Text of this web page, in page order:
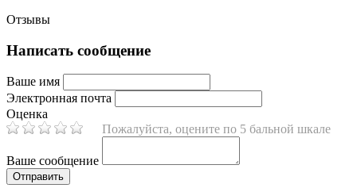
Отзывы
Написать сообщение
Ваше имя
Электронная почта
Оценка
Пожалуйста, оцените по 5 бальной шкале
Ваше сообщение